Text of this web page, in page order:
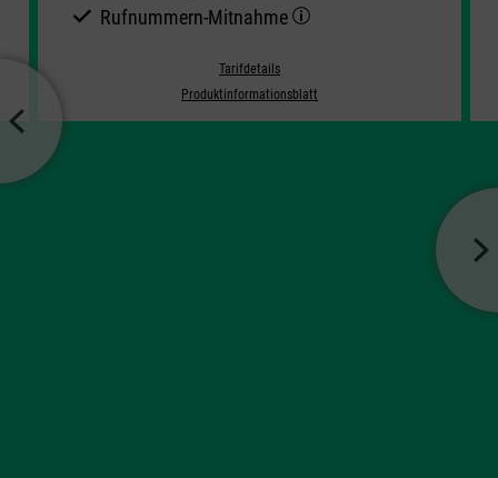
Rufnummern-​Mitnahme
Tarifdetails
Produktinformationsblatt